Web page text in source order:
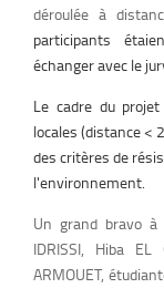
déroulée à
participants
échanger avec le
Le cadre du
locales (distance <
des critères de
l'environnement.
Un grand bravo à
IDRISSI, Hiba
ARMOUET,